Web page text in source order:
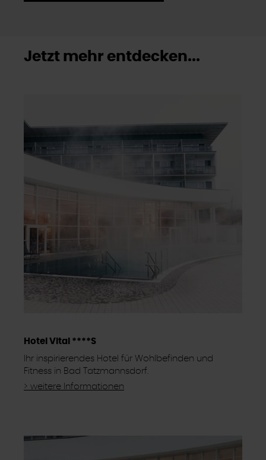
Jetzt mehr entdecken...
Hotel Vital ****S
Ihr inspirierendes Hotel für Wohlbefinden und
Fitness in Bad Tatzmannsdorf.
> weitere Informationen